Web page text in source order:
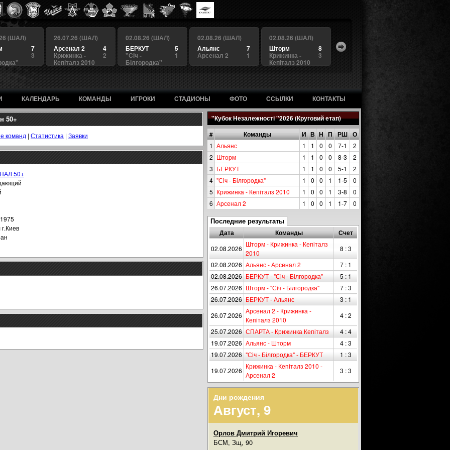
(ШАЛ)
7
3
26.07.26 (ШАЛ)
4
Арсенал 2
2
Крижинка -
Кепіталз 2010
02.08.26 (ШАЛ)
5
БЕРКУТ
1
"Сiч -
Білгородка"
02.08.26 (ШАЛ)
7
Альянс
1
Арсенал 2
02.08.26 (ШАЛ)
8
Шторм
3
Крижинка -
Кепіталз 2010
КАЛЕНДАРЬ КОМАНДЫ ИГРОКИ СТАДИОНЫ ФОТО ССЫЛКИ КОНТАКТЫ
"Кубок Незалежності "2026 (Круговий етап)
# Команды И В Н П РШ О
1 Альянс 1 1 0 0 7-1
2
2 Шторм 1 1 0 0 8-3
2
3 БЕРКУТ 1 1 0 0 5-1
2
4 "Сiч - Білгородка" 1 0 0 1 1-5
0
5 Крижинка - Кепіталз 2010 1 0 0 1 3-8
0
6 Арсенал 2 1 0 0 1 1-7 0
Последние результаты
Дата Команды Счет
02.08.2026
Шторм - Крижинка - Кепіталз
2010
8 : 3
02.08.2026 Альянс - Арсенал 2
7 : 1
02.08.2026 БЕРКУТ - "Сiч - Білгородка"
5 : 1
26.07.2026 Шторм - "Сiч - Білгородка"
7 : 3
26.07.2026 БЕРКУТ - Альянс
3 : 1
26.07.2026
Арсенал 2 - Крижинка -
Кепіталз 2010
4 : 2
25.07.2026 СПАРТА - Крижинка Кепіталз
4 : 4
19.07.2026 Альянс - Шторм
4 : 3
19.07.2026 "Сiч - Білгородка" - БЕРКУТ
1 : 3
19.07.2026
Крижинка - Кепіталз 2010 -
Арсенал 2
3 : 3
Дни рождения
Август, 9
Орлов Дмитрий Игоревич
БСМ, Зщ, 90
50+
команд | Статистика | Заявки
50+